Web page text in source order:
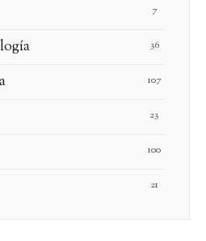
7
36
107
23
100
21